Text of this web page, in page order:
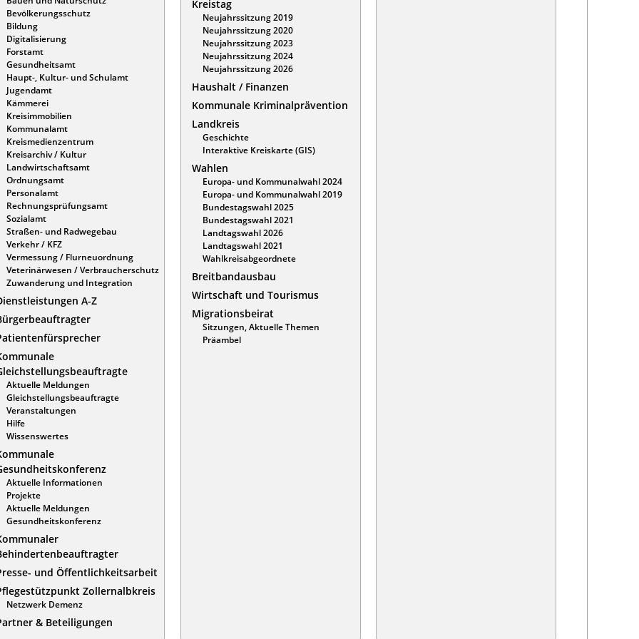
Bevölkerungsschutz
Bildung
Digitalisierung
Forstamt
Gesundheitsamt
Haupt-, Kultur- und Schulamt
Jugendamt
Kämmerei
Kreisimmobilien
Kommunalamt
Kreismedienzentrum
Kreisarchiv / Kultur
Landwirtschaftsamt
Ordnungsamt
Personalamt
Rechnungsprüfungsamt
Sozialamt
Straßen- und Radwegebau
Verkehr / KFZ
Vermessung / Flurneuordnung
Veterinärwesen / Verbraucherschutz
Zuwanderung und Integration
A-Z
Aktuelle Meldungen
Gleichstellungsbeauftragte
Veranstaltungen
Hilfe
Wissenswertes
Aktuelle Informationen
Projekte
Aktuelle Meldungen
Gesundheitskonferenz
und Öffentlichkeitsarbeit
Zollernalbkreis
Netzwerk Demenz
& Beteiligungen
Kreistag
Neujahrssitzung 2019
Neujahrssitzung 2020
Neujahrssitzung 2023
Neujahrssitzung 2024
Neujahrssitzung 2026
Haushalt / Finanzen
Kommunale Kriminalprävention
Landkreis
Geschichte
Interaktive Kreiskarte (GIS)
Wahlen
Europa- und Kommunalwahl 2024
Europa- und Kommunalwahl 2019
Bundestagswahl 2025
Bundestagswahl 2021
Landtagswahl 2026
Landtagswahl 2021
Wahlkreisabgeordnete
Breitbandausbau
Wirtschaft und Tourismus
Migrationsbeirat
Sitzungen, Aktuelle Themen
Präambel